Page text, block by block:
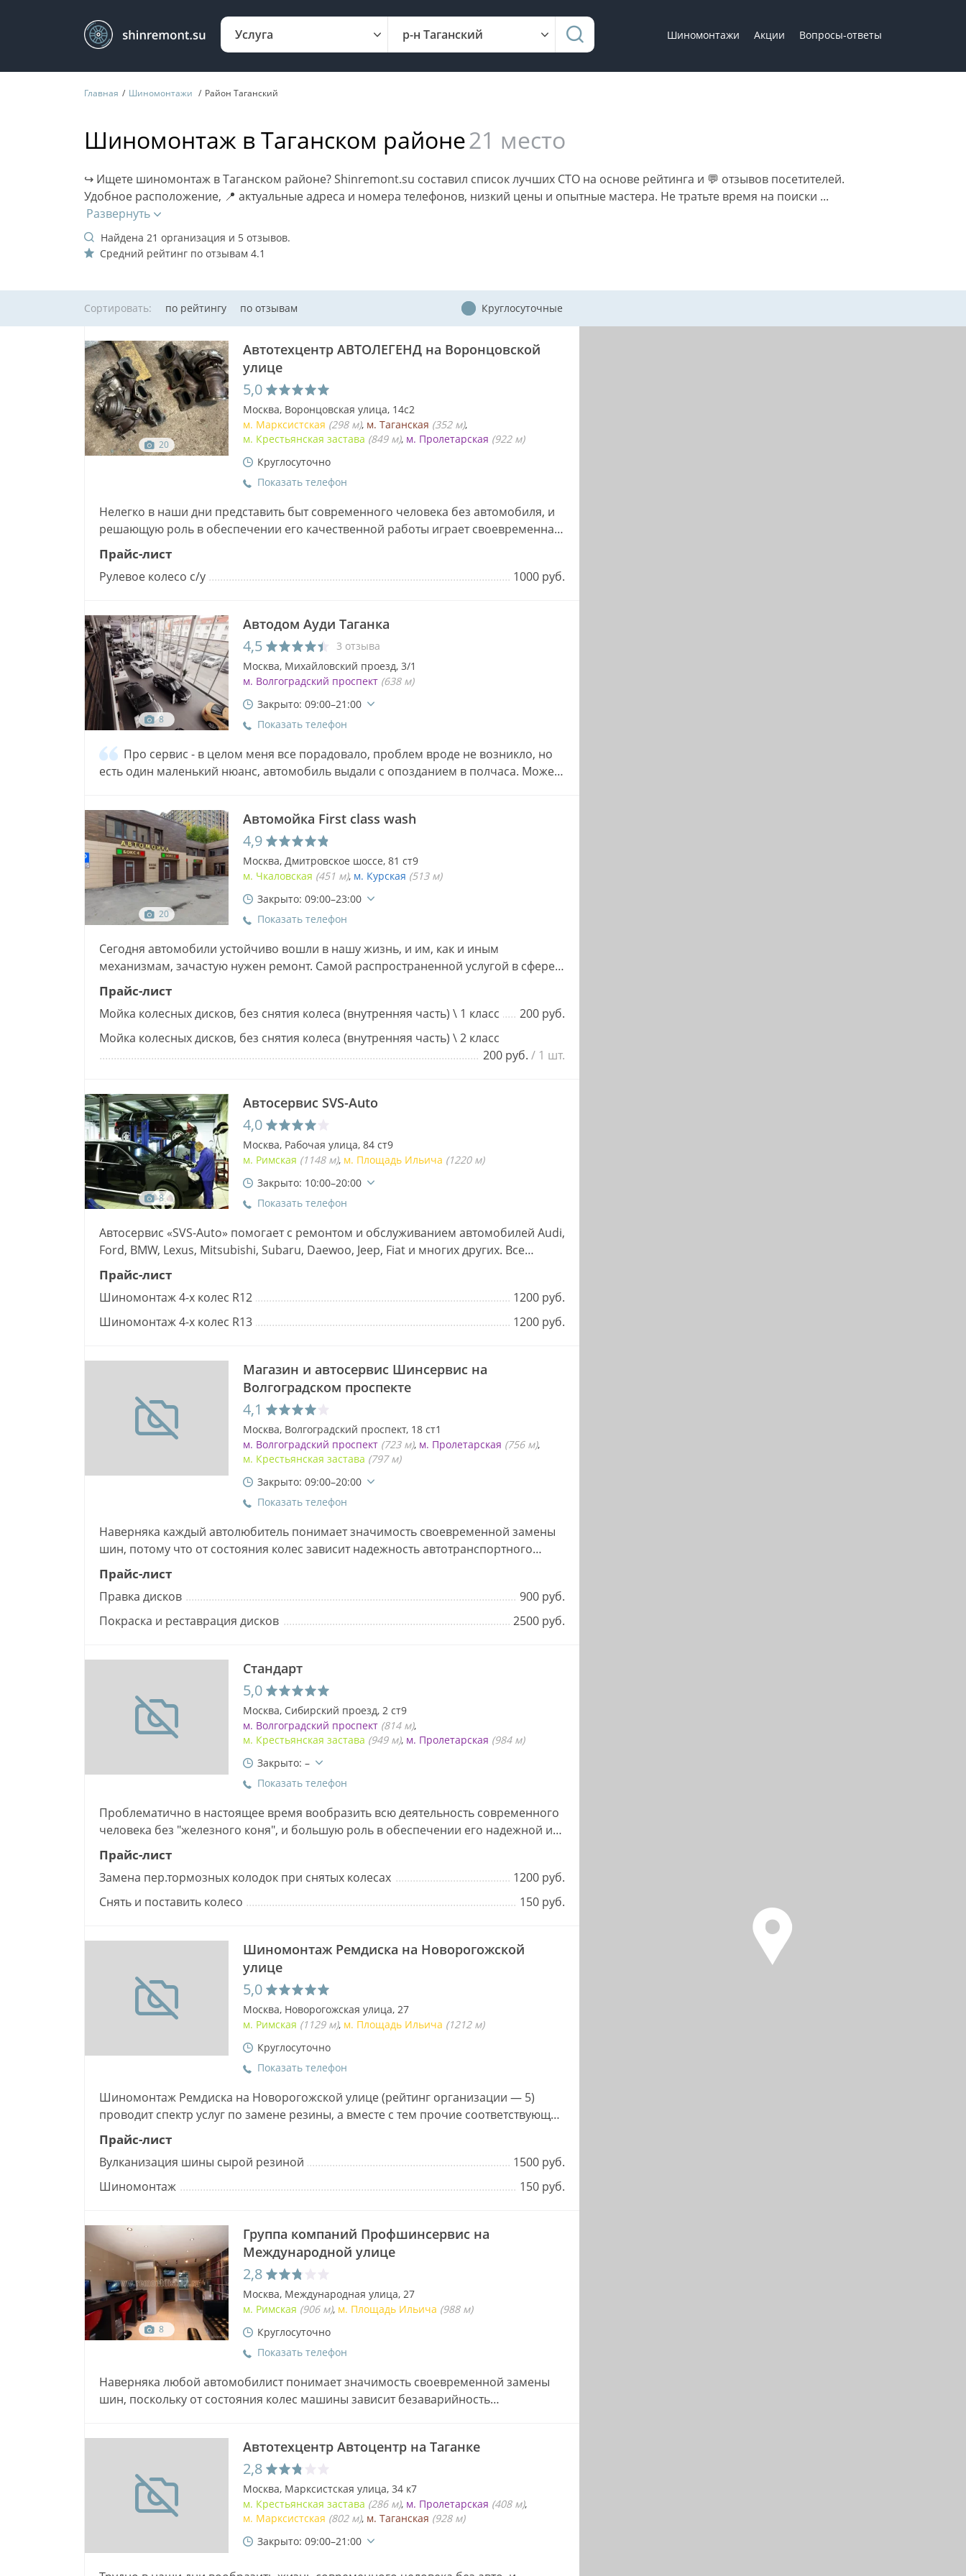
Шиномонтажи Акции Вопросы-ответы
Главная Шиномонтажи Район Таганский
Шиномонтаж в Таганском районе21 место
↪ Ищете шиномонтаж в Таганском районе? Shinremont.su составил список лучших СТО на основе рейтинга и 💬 отзывов посетителей.
Удобное расположение, 📍 актуальные адреса и номера телефонов, низкий цены и опытные мастера. Не тратьте время на поиски ...
Развернуть
Найдена 21 организация и 5 отзывов.
Средний рейтинг по отзывам 4.1
Сортировать: по рейтингу по отзывам Круглосуточные
20
Автотехцентр АВТОЛЕГЕНД на Воронцовской
улице
5,0
Москва, Воронцовская улица, 14с2
м. Марксистская (298 м) м. Таганская (352 м)
м. Крестьянская застава (849 м) м. Пролетарская (922 м)
Круглосуточно
Показать телефон
Нелегко в наши дни представить быт современного человека без автомобиля, и
решающую роль в обеспечении его качественной работы играет своевременная
проверка состояния и ремонт его тех…
Прайс-лист
Рулевое колесо с/у 1000 руб.
8
Автодом Ауди Таганка
4,5
3 отзыва
Москва, Михайловский проезд, 3/1
м. Волгоградский проспект (638 м)
Закрыто: 09:00–21:00
Показать телефон
Про сервис - в целом меня все порадовало, проблем вроде не возникло, но
есть один маленький нюанс, автомобиль выдали с опозданием в полчаса. Может
20
Автомойка First class wash
4,9
Москва, Дмитровское шоссе, 81 ст9
м. Чкаловская (451 м) м. Курская (513 м)
Закрыто: 09:00–23:00
Показать телефон
Сегодня автомобили устойчиво вошли в нашу жизнь, и им, как и иным
механизмам, зачастую нужен ремонт. Самой распространенной услугой в сфере
обслуживания автомобилей является шиномонтаж,…
Прайс-лист
Мойка колесных дисков, без снятия колеса (внутренняя часть) \ 1 класс
200 руб.
Мойка колесных дисков, без снятия колеса (внутренняя часть) \ 2 класс
200 руб. / 1 шт.
8
Автосервис SVS-Auto
4,0
Москва, Рабочая улица, 84 ст9
м. Римская (1148 м) м. Площадь Ильича (1220 м)
Закрыто: 10:00–20:00
Показать телефон
Автосервис «SVS-Auto» помогает с ремонтом и обслуживанием автомобилей Audi,
Ford, BMW, Lexus, Mitsubishi, Subaru, Daewoo, Jeep, Fiat и многих других. Все
работы выполняются на высоком…
Прайс-лист
Шиномонтаж 4-х колес R12
1200 руб.
Шиномонтаж 4-х колес R13
1200 руб.
Магазин и автосервис Шинсервис на
Волгоградском проспекте
4,1
Москва, Волгоградский проспект, 18 ст1
м. Волгоградский проспект (723 м) м. Пролетарская (756 м)
м. Крестьянская застава (797 м)
Закрыто: 09:00–20:00
Показать телефон
Наверняка каждый автолюбитель понимает значимость своевременной замены
шин, потому что от состояния колес зависит надежность автотранспортного
движения. И немаловажно знать, что "переобувка"…
Прайс-лист
Правка дисков
900 руб.
Покраска и реставрация дисков
2500 руб.
Стандарт
5,0
Москва, Сибирский проезд, 2 ст9
м. Волгоградский проспект (814 м)
м. Крестьянская застава (949 м) м. Пролетарская (984 м)
Закрыто: –
Показать телефон
Проблематично в настоящее время вообразить всю деятельность современного
человека без "железного коня", и большую роль в обеспечении его надежной и
долгой работы играет своевременный…
Прайс-лист
Замена пер.тормозных колодок при снятых колесах
1200 руб.
Снять и поставить колесо
150 руб.
Шиномонтаж Ремдиска на Новорогожской
улице
5,0
Москва, Новорогожская улица, 27
м. Римская (1129 м) м. Площадь Ильича (1212 м)
Круглосуточно
Показать телефон
Шиномонтаж Ремдиска на Новорогожской улице (рейтинг организации — 5)
проводит спектр услуг по замене резины, а вместе с тем прочие соответствующие
операции: демонтаж колес и их разборку,…
Прайс-лист
Вулканизация шины сырой резиной
1500 руб.
Шиномонтаж
150 руб.
8
Группа компаний Профшинсервис на
Международной улице
2,8
Москва, Международная улица, 27
м. Римская (906 м) м. Площадь Ильича (988 м)
Круглосуточно
Показать телефон
Наверняка любой автомобилист понимает значимость своевременной замены
шин, поскольку от состояния колес машины зависит безаварийность
Автотехцентр Автоцентр на Таганке
2,8
Москва, Марксистская улица, 34 к7
м. Крестьянская застава (286 м) м. Пролетарская (408 м)
м. Марксистская (802 м) м. Таганская (928 м)
Закрыто: 09:00–21:00